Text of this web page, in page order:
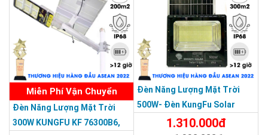
THƯƠNG HIỆU HÀNG ĐẦU ASEAN 2022
Miễn Phí Vận Chuyển
Đèn Năng Lượng Mặt Trời
300W KUNGFU KF 76300B6,
Đèn Năng Lượng Mặt Trời
500W- Đèn KungFu Solar
Năng Lượng Mặt Trời 500W,IP
1.310.000đ